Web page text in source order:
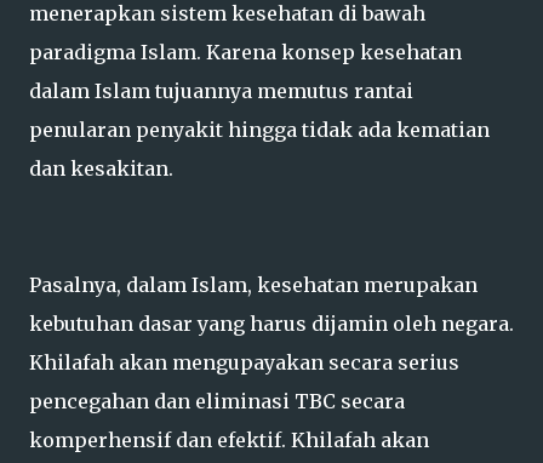
menerapkan sistem kesehatan di bawah
paradigma Islam. Karena konsep kesehatan
dalam Islam tujuannya memutus rantai
penularan penyakit hingga tidak ada kematian
dan kesakitan.
Pasalnya, dalam Islam, kesehatan merupakan
kebutuhan dasar yang harus dijamin oleh negara.
Khilafah akan mengupayakan secara serius
pencegahan dan eliminasi TBC secara
komperhensif dan efektif. Khilafah akan